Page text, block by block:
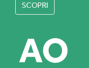
SCOPRI